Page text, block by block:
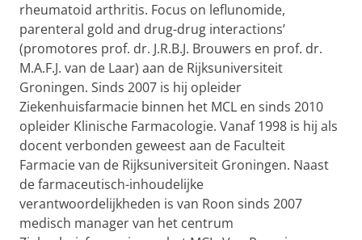
rheumatoid arthritis. Focus on leflunomide,
parenteral gold and drug-drug interactions’
(promotores prof. dr. J.R.B.J. Brouwers en prof. dr.
M.A.F.J. van de Laar) aan de Rijksuniversiteit
Groningen. Sinds 2007 is hij opleider
Ziekenhuisfarmacie binnen het MCL en sinds 2010
opleider Klinische Farmacologie. Vanaf 1998 is hij als
docent verbonden geweest aan de Faculteit
Farmacie van de Rijksuniversiteit Groningen. Naast
de farmaceutisch-inhoudelijke
verantwoordelijkheden is van Roon sinds 2007
medisch manager van het centrum